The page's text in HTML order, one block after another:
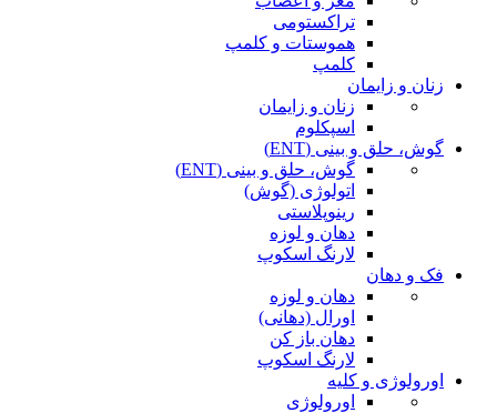
تراکستومی
هموستات و کلمپ
کلمپ
زنان و زایمان
زنان و زایمان
اسپکلوم
گوش، حلق و بینی (ENT)
گوش، حلق و بینی (ENT)
اتولوژی (گوش)
رینوپلاستی
دهان و لوزه
لارنگ اسکوپ
فک و دهان
دهان و لوزه
اورال (دهانی)
دهان باز کن
لارنگ اسکوپ
اورولوژی و کلیه
اورولوژی